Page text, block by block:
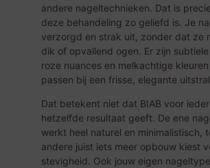
andere nageltechnieken. Dat is
deze behandeling zo geliefd is. Je
verzorgd en strak uit, zonder dat ze
dik of opvallend ogen. Er zijn subtiele
roze nuances en melkachtige
passen bij een frisse, elegante
Dat betekent niet dat BIAB voor
hetzelfde resultaat geeft. De ene
werkt heel naturel en minimalistisch,
andere juist iets meer opbouw kiest
stevigheid. Ook jouw eigen